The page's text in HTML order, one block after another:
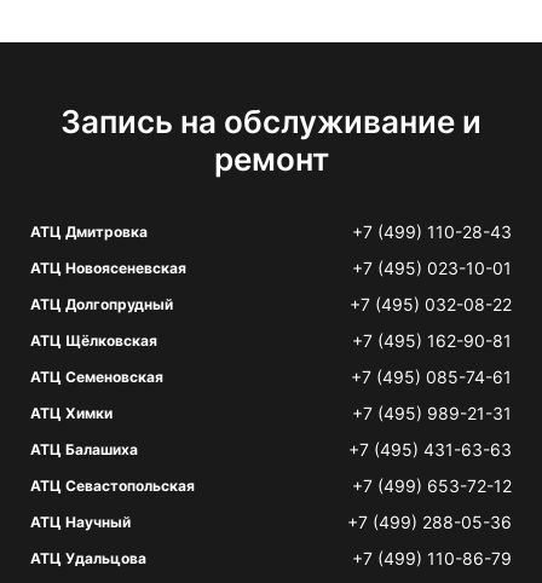
Запись на обслуживание и
ремонт
АТЦ Дмитровка +7 (499) 110-28-43
АТЦ Новоясеневская +7 (495) 023-10-01
АТЦ Долгопрудный +7 (495) 032-08-22
АТЦ Щёлковская +7 (495) 162-90-81
АТЦ Семеновская +7 (495) 085-74-61
АТЦ Химки +7 (495) 989-21-31
АТЦ Балашиха +7 (495) 431-63-63
АТЦ Севастопольская +7 (499) 653-72-12
АТЦ Научный +7 (499) 288-05-36
АТЦ Удальцова +7 (499) 110-86-79